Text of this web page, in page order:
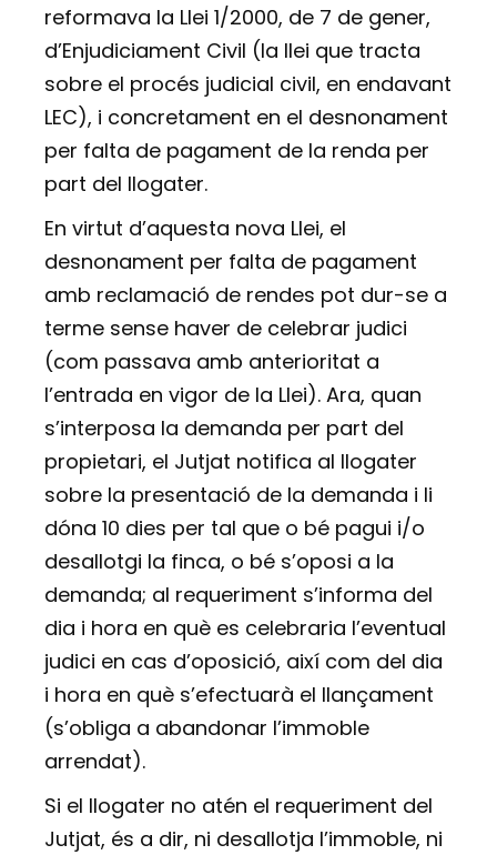
reformava la Llei 1/2000, de 7 de gener,
d’Enjudiciament Civil (la llei que tracta
sobre el procés judicial civil, en endavant
LEC), i concretament en el desnonament
per falta de pagament de la renda per
part del llogater.
En virtut d’aquesta nova Llei, el
desnonament per falta de pagament
amb reclamació de rendes pot dur-se a
terme sense haver de celebrar judici
(com passava amb anterioritat a
l’entrada en vigor de la Llei). Ara, quan
s’interposa la demanda per part del
propietari, el Jutjat notifica al llogater
sobre la presentació de la demanda i li
dóna 10 dies per tal que o bé pagui i/o
desallotgi la finca, o bé s’oposi a la
demanda; al requeriment s’informa del
dia i hora en què es celebraria l’eventual
judici en cas d’oposició, així com del dia
i hora en què s’efectuarà el llançament
(s’obliga a abandonar l’immoble
arrendat).
Si el llogater no atén el requeriment del
Jutjat, és a dir, ni desallotja l’immoble, ni